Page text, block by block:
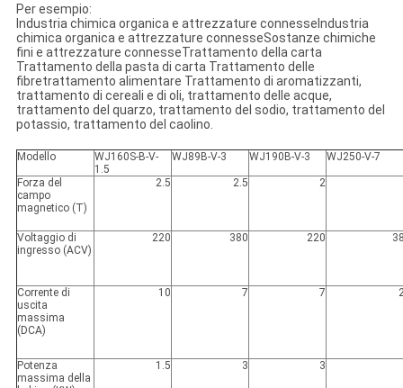
Per esempio:
Industria chimica organica e attrezzature connesseIndustria
chimica organica e attrezzature connesseSostanze chimiche
fini e attrezzature connesseTrattamento della carta
Trattamento della pasta di carta Trattamento delle
fibretrattamento alimentare Trattamento di aromatizzanti,
trattamento di cereali e di oli, trattamento delle acque,
trattamento del quarzo, trattamento del sodio, trattamento del
potassio, trattamento del caolino.
Modello
WJ160S-B-V-
1.5
WJ89B-V-3 WJ190B-V-3 WJ250-V-7
Forza del
campo
magnetico (T)
2.5 2.5 2
Voltaggio di
ingresso (ACV)
220 380 220
Corrente di
uscita
massima
(DCA)
10 7 7
Potenza
massima della
1.5 3 3